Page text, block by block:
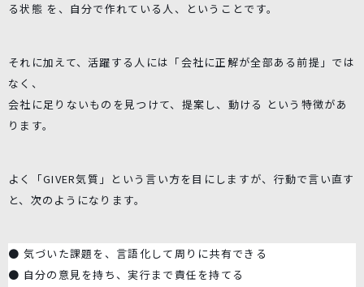
る状態 を、自分で作れている人、ということです。
それに加えて、活躍する人には「会社に正解が全部ある前提」では
なく、
会社に足りないものを見つけて、提案し、動ける という特徴があ
ります。
よく「GIVER気質」という言い方を目にしますが、行動で言い直す
と、次のようになります。
● 気づいた課題を、言語化して周りに共有できる
● 自分の意見を持ち、実行まで責任を持てる